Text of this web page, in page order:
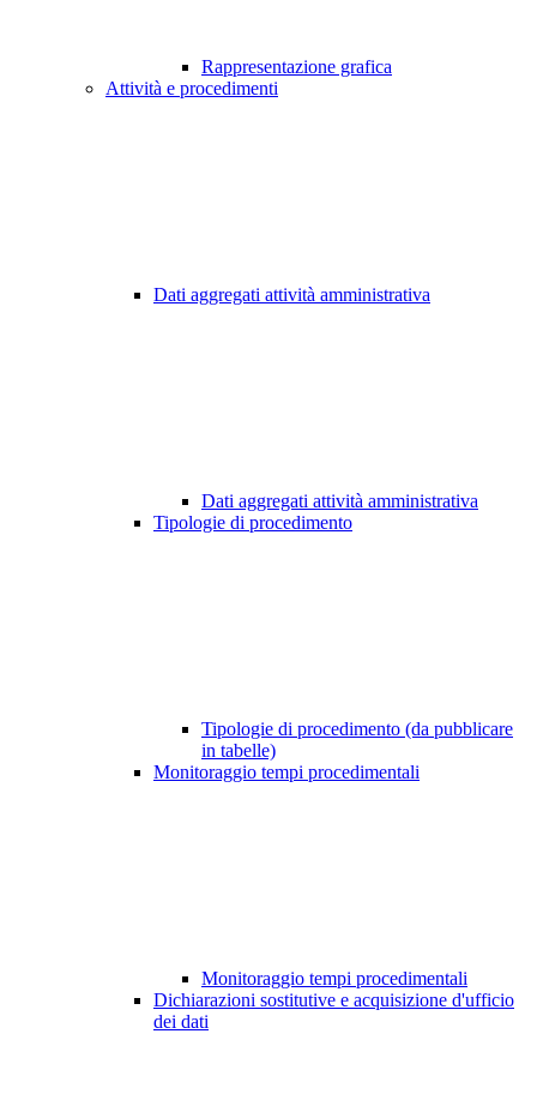
Rappresentazione grafica
Attività e procedimenti
Dati aggregati attività amministrativa
Dati aggregati attività amministrativa
Tipologie di procedimento
Tipologie di procedimento (da pubblicare
in tabelle)
Monitoraggio tempi procedimentali
Monitoraggio tempi procedimentali
Dichiarazioni sostitutive e acquisizione d'ufficio
dei dati